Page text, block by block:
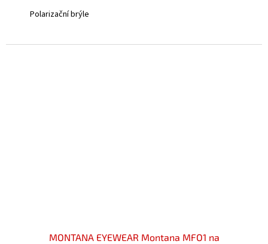
z
Polarizační brýle
MONTANA EYEWEAR Montana MFO1 na